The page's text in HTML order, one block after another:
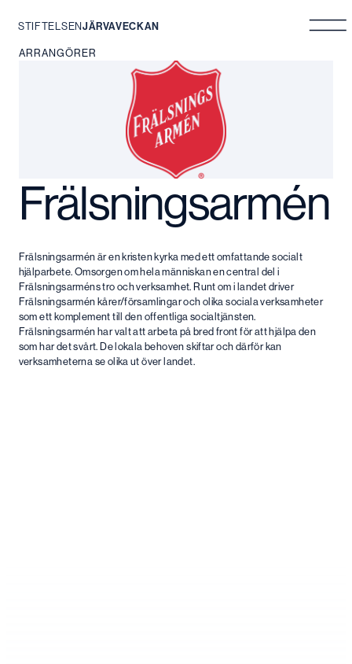
Hoppa
STIFTELSENJÄRVAVECKAN
ARRANGÖRER
Frälsningsarmén
Frälsningsarmén är en kristen kyrka med ett omfattande socialt
hjälparbete. Omsorgen om hela människan en central del i
Frälsningsarméns tro och verksamhet. Runt om i landet driver
Frälsningsarmén kårer/församlingar och olika sociala verksamheter
som ett komplement till den offentliga socialtjänsten.
Frälsningsarmén har valt att arbeta på bred front för att hjälpa den
som har det svårt. De lokala behoven skiftar och därför kan
verksamheterna se olika ut över landet.